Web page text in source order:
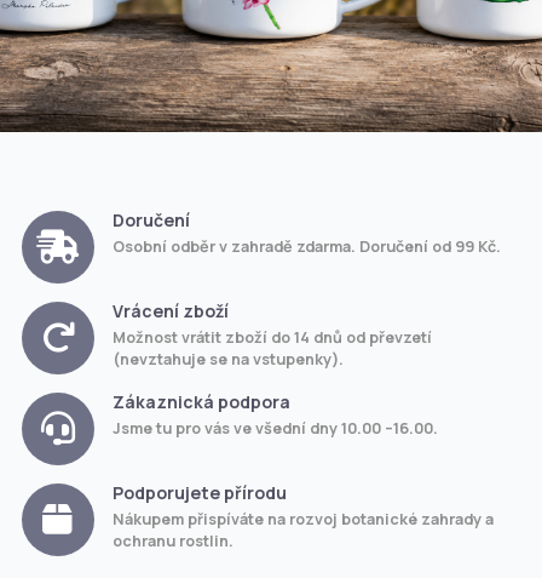
Doručení
Osobní odběr v zahradě zdarma. Doručení od 99 Kč.
Vrácení zboží
Možnost vrátit zboží do 14 dnů od převzetí
(nevztahuje se na vstupenky).
Zákaznická podpora
Jsme tu pro vás ve všední dny 10.00 –16.00.
Podporujete přírodu
Nákupem přispíváte na rozvoj botanické zahrady a
ochranu rostlin.